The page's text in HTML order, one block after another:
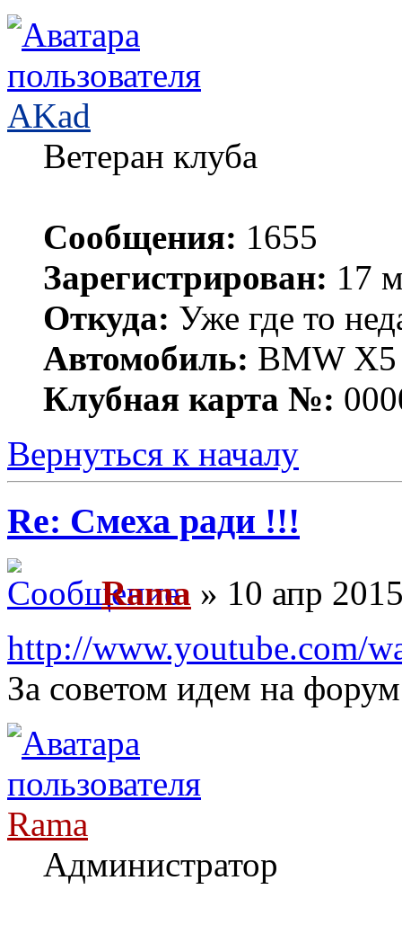
AKad
Ветеран клуба
Сообщения: 1655
Зарегистрирован: 17
Откуда: Уже где то
Автомобиль: BMW X5
Клубная карта №:
Вернуться к началу
Re: Смеха ради !!!
Rama » 10 апр
http://www.youtube.com/
За советом идем на
Rama
Администратор